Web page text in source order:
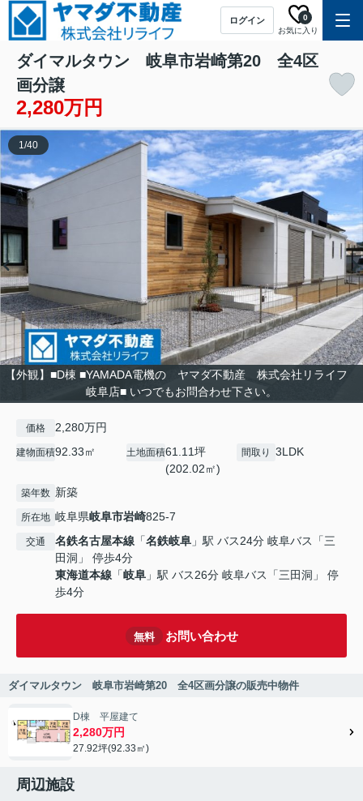
ログイン
お気に入り
0
ダイマルタウン 岐阜市岩崎第20 全4区
画分譲
2,280万円
【外観】■D棟 ■YAMADA電機の ヤマダ不動産 株式会社リライフ
岐阜店■ いつでもお問合わせ下さい。
1/40
価格 2,280万円
建物面積92.33㎡ 土地面積61.11坪
(202.02㎡)
間取り 3LDK
築年数 新築
所在地 岐阜県岐阜市岩崎825-7
交通 名鉄名古屋本線 「名鉄岐阜 」駅 バス24分 岐阜バス「三
田洞」 停歩4分
東海道本線 「岐阜 」駅 バス26分 岐阜バス「三田洞」 停
歩4分
無料 お問い合わせ
ダイマルタウン 岐阜市岩崎第20 全4区画分譲の販売中物件
D棟 平屋建て
2,280万円
27.92坪(92.33㎡)
周辺施設